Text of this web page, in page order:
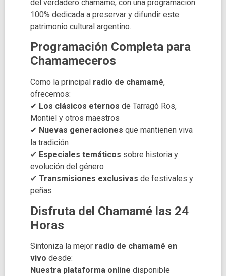
del verdadero chamamé, con una programación
100% dedicada a preservar y difundir este
patrimonio cultural argentino.
Programación Completa para
Chamameceros
Como la principal radio de chamamé,
ofrecemos:
✔ Los clásicos eternos de Tarragó Ros,
Montiel y otros maestros
✔ Nuevas generaciones que mantienen viva
la tradición
✔ Especiales temáticos sobre historia y
evolución del género
✔ Transmisiones exclusivas de festivales y
peñas
Disfruta del Chamamé las 24
Horas
Sintoniza la mejor radio de chamamé en
vivo desde:
Nuestra plataforma online disponible